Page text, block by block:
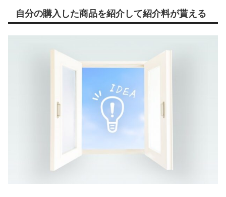
自分の購入した商品を紹介して紹介料が貰える